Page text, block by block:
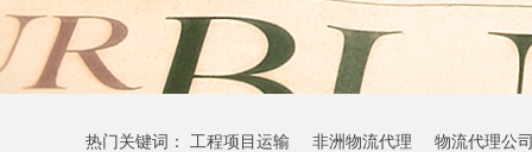
热门关键词： 工程项目运输 非洲物流代理 物流代理公司